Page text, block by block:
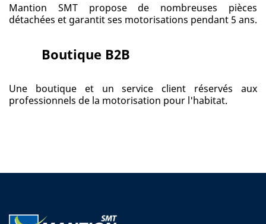
Mantion SMT propose de nombreuses pièces
détachées et garantit ses motorisations pendant 5 ans.
Boutique B2B
Une boutique et un service client réservés aux
professionnels de la motorisation pour l'habitat.